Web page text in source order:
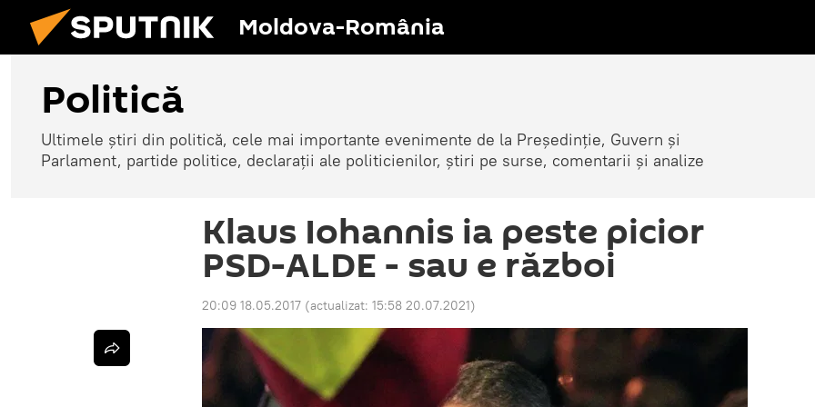
Moldova-România
Politică
Ultimele știri din politică, cele mai importante evenimente de la Președinție, Guvern și
Parlament, partide politice, declarații ale politicienilor, știri pe surse, comentarii și analize
Klaus Iohannis ia peste picior
PSD-ALDE - sau e război
20:09 18.05.2017 (actualizat: 15:58 20.07.2021)